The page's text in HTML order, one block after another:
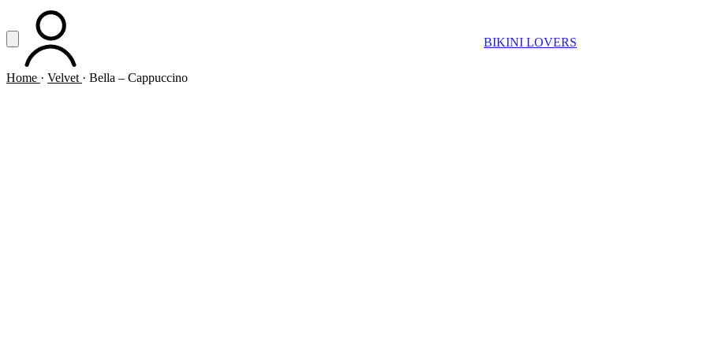
Vai al contenuto principale
Apri menuACCOUNT BIKINI LOVERS
Home · Velvet · Bella – Cappuccino